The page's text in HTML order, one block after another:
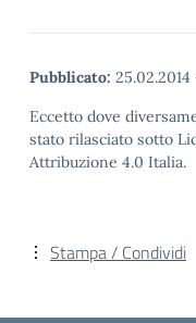
Pubblicato: 25.02.2014
Eccetto dove
stato rilasciato sotto
Attribuzione 4.0 Italia.
Stampa / Condividi